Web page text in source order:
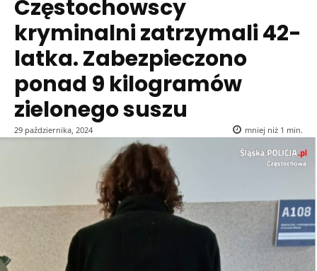
Częstochowscy
kryminalni zatrzymali 42-
latka. Zabezpieczono
ponad 9 kilogramów
zielonego suszu
29 października, 2024 mniej niż 1 min.